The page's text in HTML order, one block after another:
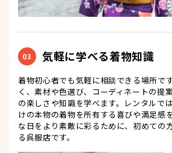
03 気軽に学べる着物知識
着物初心者でも気軽に相談できる場所で
く、素材や色選び、コーディネートの提
の楽しさや知識を学べます。レンタルで
けの本物の着物を所有する喜びや満足感
な日をより素敵に彩るために、初めての
る呉服店です。